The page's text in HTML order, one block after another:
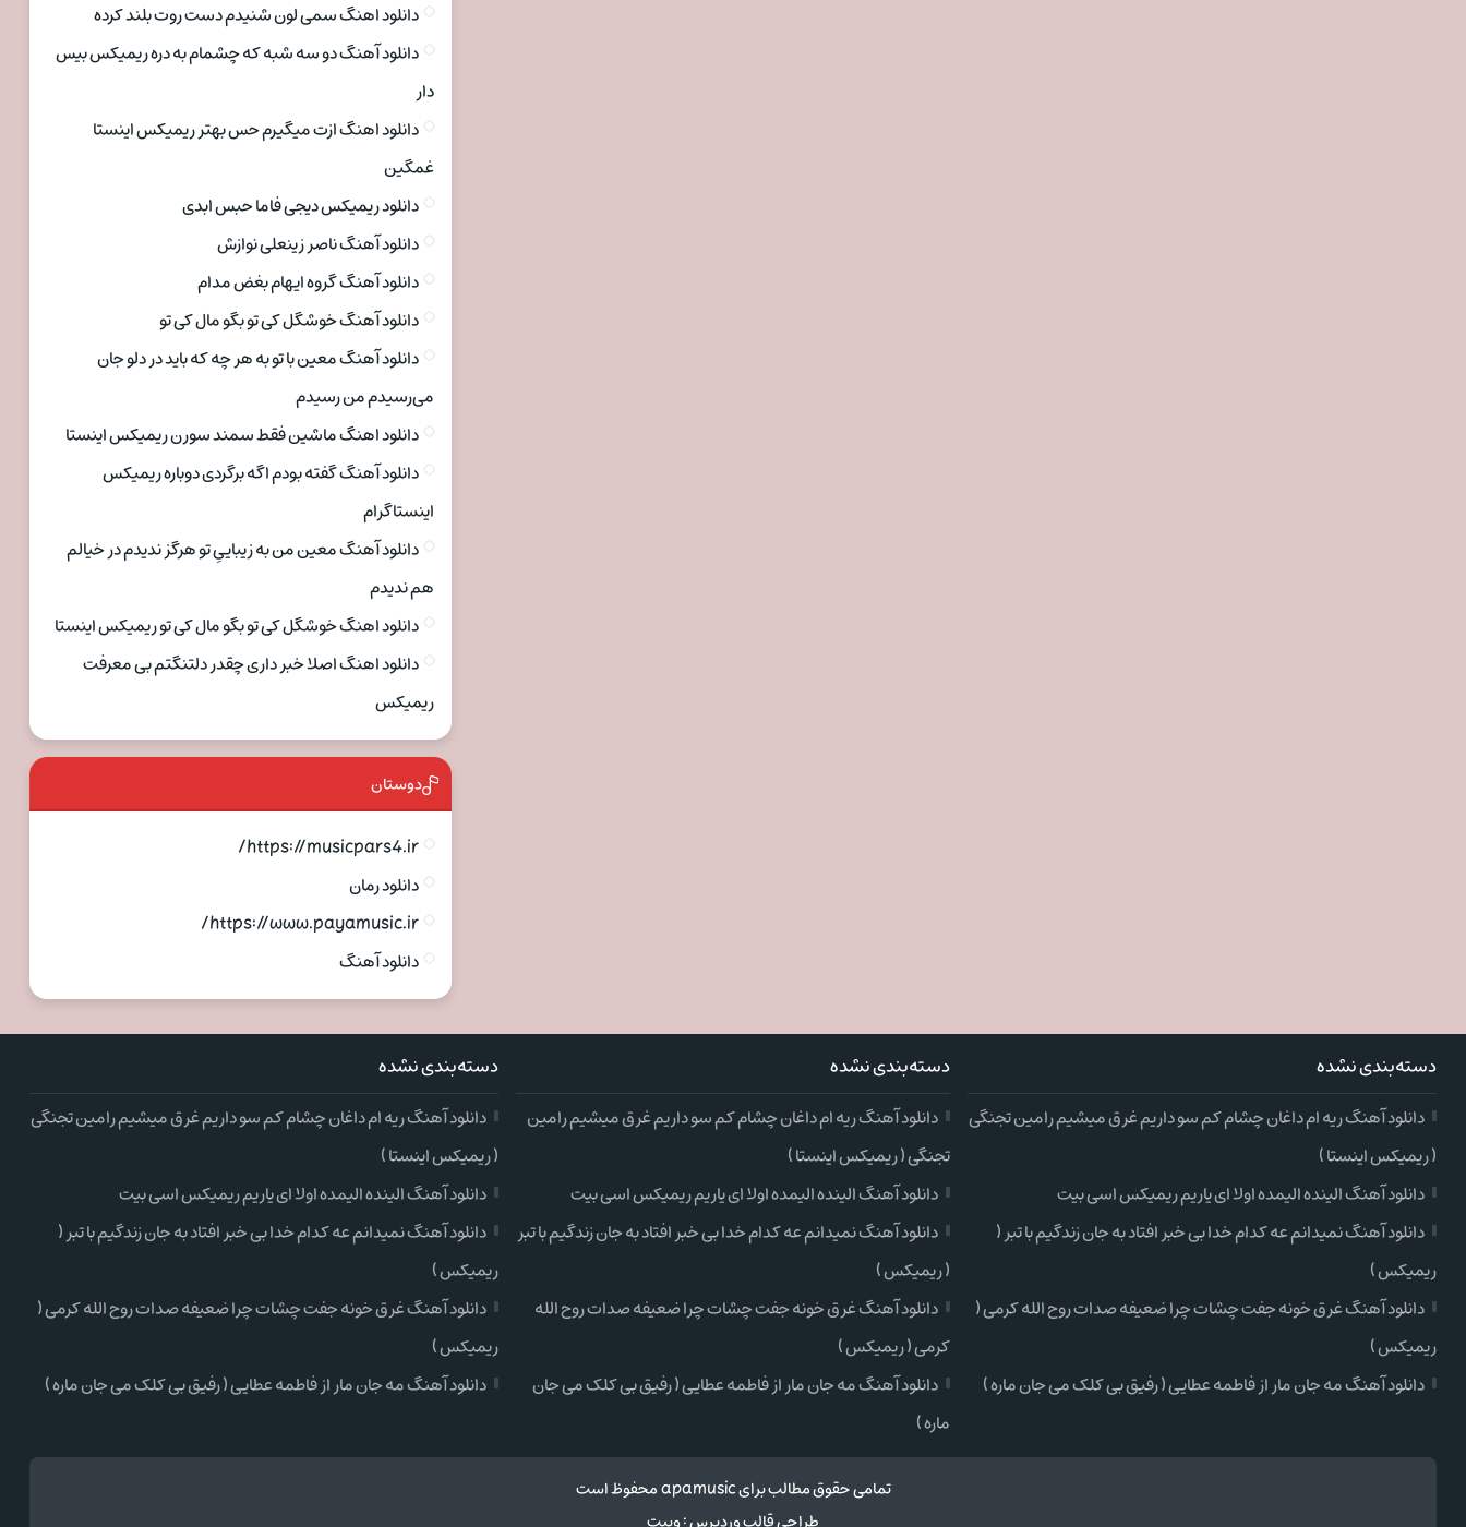
دانلود اهنگ سمی لون شنیدم دست روت بلند کرده
دانلود آهنگ دو سه شبه که چشمام به دره ریمیکس بیس
دار
دانلود اهنگ ازت میگیرم حس بهتر ریمیکس اینستا
غمگین
دانلود ریمیکس دیجی فاما حبس ابدی
دانلود آهنگ ناصر زینعلی نوازش
دانلود آهنگ گروه ایهام بغض مدام
دانلود آهنگ خوشگل کی تو بگو مال کی تو
دانلود آهنگ معین با تو به هر چه که باید در دلو جان
می‌رسیدم من رسیدم
دانلود اهنگ ماشین فقط سمند سورن ریمیکس اینستا
دانلود آهنگ گفته بودم اگه برگردی دوباره ریمیکس
اینستاگرام
دانلود آهنگ معین من به زیباییِ تو هرگز ندیدم در خیالم
هم ندیدم
دانلود اهنگ خوشگل کی تو بگو مال کی تو ریمیکس اینستا
دانلود اهنگ اصلا خبر داری چقدر دلتنگتم بی معرفت
ریمیکس
دوستان
https://musicpars4.ir/
دانلود رمان
https://www.payamusic.ir/
دانلود آهنگ
دسته‌بندی نشده
دانلود آهنگ ریه ام داغان چشام کم سو داریم غرق میشیم رامین تجنگی
( ریمیکس اینستا )
دانلود آهنگ الینده الیمده اولا ای یاریم ریمیکس اسی بیت
دانلود آهنگ نمیدانم عه کدام خدا بی خبر افتاد به جان زندگیم با تبر (
ریمیکس )
دانلود آهنگ غرق خونه جفت چشات چرا ضعیفه صدات روح الله کرمی (
ریمیکس )
دانلود آهنگ مه جان مار از فاطمه عطایی ( رفیق بی کلک می جان ماره )
دسته‌بندی نشده
دانلود آهنگ ریه ام داغان چشام کم سو داریم غرق میشیم رامین
تجنگی ( ریمیکس اینستا )
دانلود آهنگ الینده الیمده اولا ای یاریم ریمیکس اسی بیت
دانلود آهنگ نمیدانم عه کدام خدا بی خبر افتاد به جان زندگیم با تبر
( ریمیکس )
دانلود آهنگ غرق خونه جفت چشات چرا ضعیفه صدات روح الله
کرمی ( ریمیکس )
دانلود آهنگ مه جان مار از فاطمه عطایی ( رفیق بی کلک می جان
ماره )
دسته‌بندی نشده
دانلود آهنگ ریه ام داغان چشام کم سو داریم غرق میشیم رامین تجنگی
( ریمیکس اینستا )
دانلود آهنگ الینده الیمده اولا ای یاریم ریمیکس اسی بیت
دانلود آهنگ نمیدانم عه کدام خدا بی خبر افتاد به جان زندگیم با تبر (
ریمیکس )
دانلود آهنگ غرق خونه جفت چشات چرا ضعیفه صدات روح الله کرمی (
ریمیکس )
دانلود آهنگ مه جان مار از فاطمه عطایی ( رفیق بی کلک می جان ماره )
تمامی حقوق مطالب برای apamusic محفوظ است
طراحی قالب وردپرس:وبیت